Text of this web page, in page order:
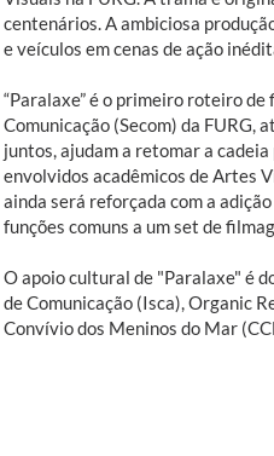
centenários. A ambiciosa
e veículos em cenas de ação
“Paralaxe” é o primeiro roteiro
Comunicação (Secom) da FURG,
juntos, ajudam a retomar a
envolvidos acadêmicos de Artes
ainda será reforçada com a
funções comuns a um set de
O apoio cultural de "Paralaxe" é
de Comunicação (Isca), Organic
Convívio dos Meninos do Mar